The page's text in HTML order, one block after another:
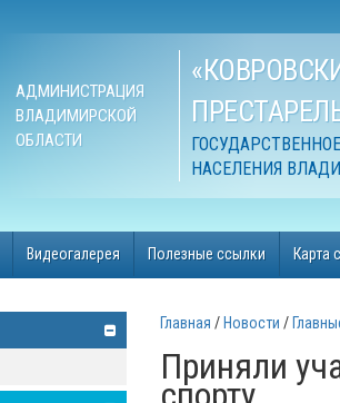
АДМИНИСТРАЦИЯ
ВЛАДИМИРСКОЙ
ОБЛАСТИ
НАСЕЛЕНИЯ
Видеогалерея Полезные ссылки Карта
Главная Новости
Приняли